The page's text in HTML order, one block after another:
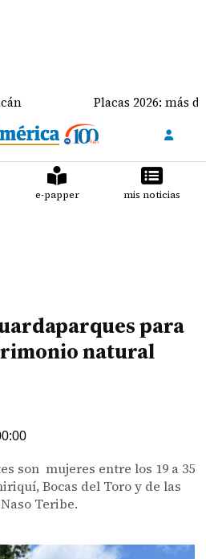
Placas 2026: más de 125
e-papper mis noticias
para
natural
son mujeres entre los 19 a 35
Bocas del Toro y de las
Teribe.